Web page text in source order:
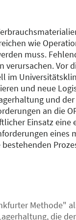
wie
muss.
verursachen. Vor
im
und neue
und
an die
Einsatz
Methode"
die